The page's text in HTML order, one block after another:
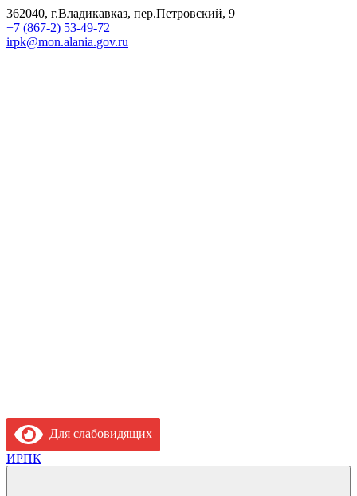
362040, г.Владикавказ, пер.Петровский, 9
+7 (867-2) 53-49-72
irpk@mon.alania.gov.ru
Для слабовидящих
ИРПК